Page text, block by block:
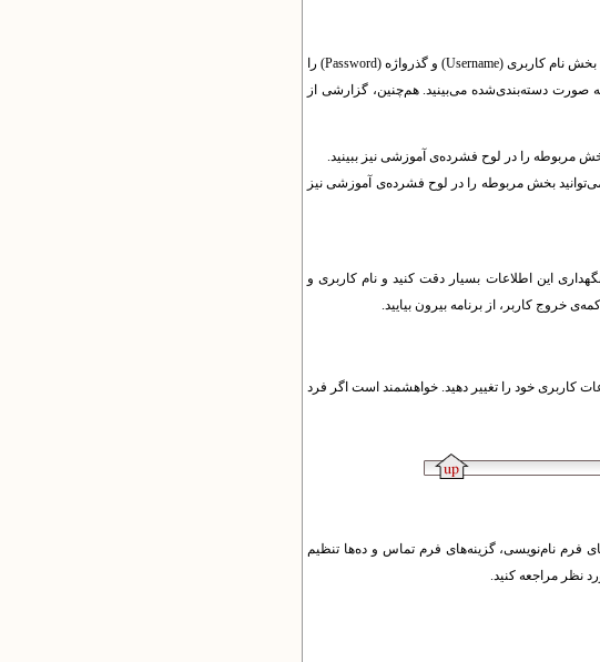
بخش نام کاربری (Username) و گذرواژه (Password) را
صورت دسته‌بندی‌شده می‌بینید. هم‌چنین، گزارشی از
مربوطه را در لوح فشرده‌ی آموزشی نیز ببینید.
بخش مربوطه را در لوح فشرده‌ی آموزشی نیز
این اطلاعات بسیار دقت کنید و نام کاربری و
خروج کاربر، از برنامه بیرون بیایید.
کاربری خود را تغییر دهید. خواهشمند است اگر فرد
فرم نام‌نویسی، گزینه‌های فرم تماس و ده‌ها تنظیم
نظر مراجعه کنید.